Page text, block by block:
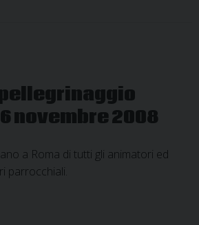
novembre 2008
a Roma di tutti gli animatori ed
parrocchiali.